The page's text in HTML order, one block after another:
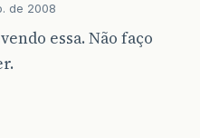
de 2008
essa. Não faço